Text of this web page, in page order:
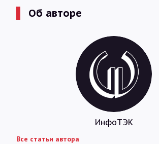
Об авторе
ИнфоТЭК
Все статьи автора